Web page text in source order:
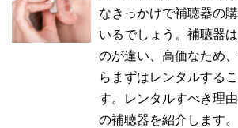
なきっかけで補聴器の
いるでしょう。補聴器
のが違い、高価なため
らまずはレンタルする
す。レンタルすべき理
の補聴器を紹介します。